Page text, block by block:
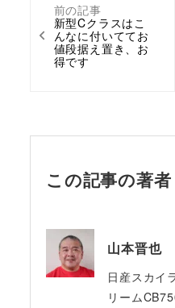
前の記事
新型Cクラスはこ
んなに付いててお
値段据え置き、お
得です
この記事の著者
山本晋也
日産スカイ
リーム